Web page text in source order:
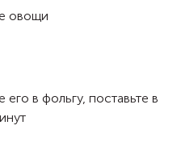
овощи
его в фольгу, поставьте в